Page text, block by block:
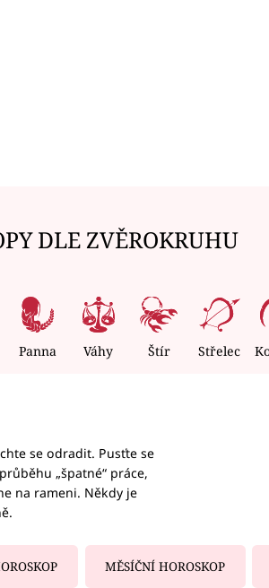
DLE ZVĚROKRUHU
Panna Váhy Štír Střelec
se odradit. Pusťte se
„špatné“ práce,
na rameni. Někdy je
MĚSÍČNÍ HOROSKOP